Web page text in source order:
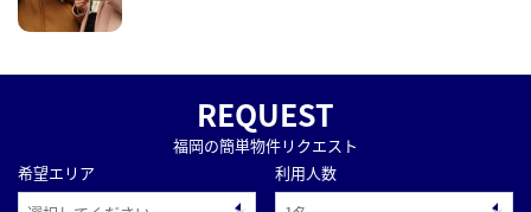
REQUEST
福岡の簡単物件リクエスト
希望エリア
利用人数